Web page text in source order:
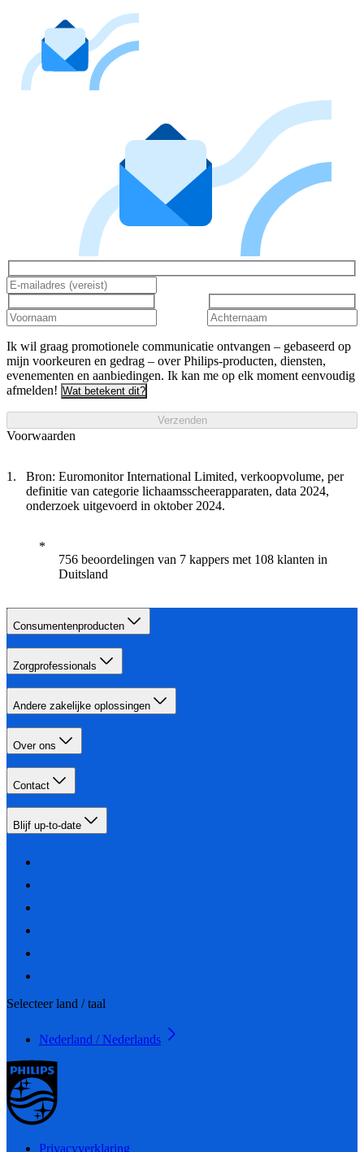
Ik wil graag promotionele communicatie ontvangen – gebaseerd op
mijn voorkeuren en gedrag – over Philips-producten, diensten,
evenementen en aanbiedingen. Ik kan me op elk moment eenvoudig
afmelden! Wat betekent dit?
Verzenden
Voorwaarden
Bron: Euromonitor International Limited, verkoopvolume, per
definitie van categorie lichaamsscheerapparaten, data 2024,
onderzoek uitgevoerd in oktober 2024.
756 beoordelingen van 7 kappers met 108 klanten in
Duitsland
Consumentenproducten
Zorgprofessionals
Andere zakelijke oplossingen
Over ons
Contact
Blijf up-to-date
Selecteer land / taal
Nederland / Nederlands
Privacyverklaring